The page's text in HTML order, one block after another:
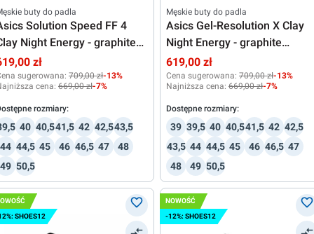
buty do padla
Solution Speed FF 4
Night Energy - graphite
pure silver
zł
sugerowana: 709,00 zł-13%
cena: 669,00 zł-7%
rozmiary:
40 40,541,5 42 42,543,5
44 44,5 45 46 46,5 47
48
49 50,5
Męskie buty do padla
Asics Gel-Resolution X Clay
Night Energy - graphite
grey/pure silver
619,00 zł
Cena sugerowana: 709,00 zł-13%
Najniższa cena: 669,00 zł-7%
Dostępne rozmiary:
39 39,5 40 40,541,5 42 42,5
43,5 44 44,5 45 46 46,5 47
48
49 50,5
SHOES12
NOWOŚĆ
-12%: SHOES12